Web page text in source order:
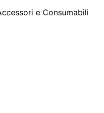
e Consumabili